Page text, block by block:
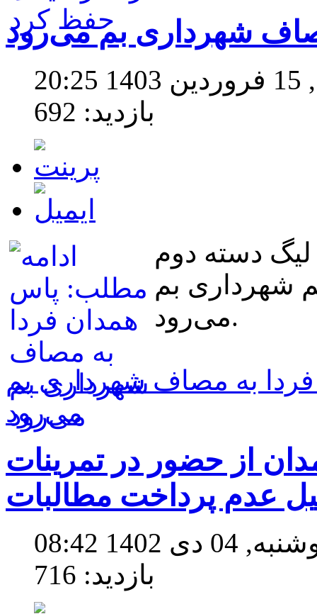
شهرداری بم می‌رود
بازدید: 692
لیگ دسته دوم
شهرداری بم
می‌رود.
به مصاف شهرداری بم
می‌رود
از حضور در تمرینات
عدم پرداخت مطالبات
1402 08:42
بازدید: 716